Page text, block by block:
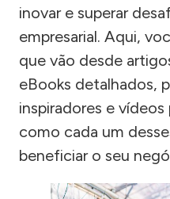
inovar e superar
empresarial. Aqui,
que vão desde
eBooks detalhados,
inspiradores e
como cada um
beneficiar o seu